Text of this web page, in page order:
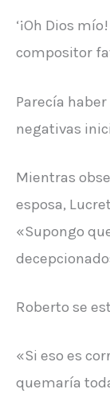
‘¡Oh Dios
compositor
Parecía
negativas
Mientras
esposa,
«Supongo
Roberto se
«Si eso es
quemaría